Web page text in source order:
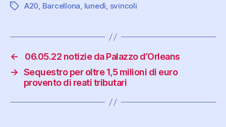
Tag A20, Barcellona, lunedì, svincoli
←
06.05.22 notizie da Palazzo d’Orleans
→ Sequestro per oltre 1,5 milioni di euro
provento di reati tributari